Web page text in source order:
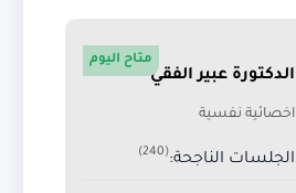
الدكتورة عبير الفقي
اخصائية نفسية
الجلسات الناجحة:(240)
متاح اليوم